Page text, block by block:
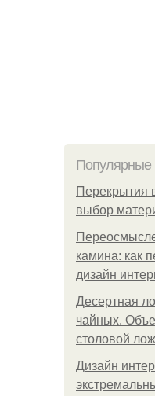
Популярные
Перекрытия
выбор
камина: как
дизайн
Десертная
чайных.
столовой
Дизайн